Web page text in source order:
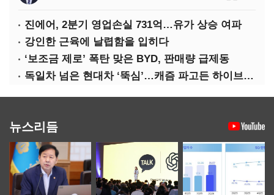
진에어, 2분기 영업손실 731억…유가 상승 여파
강인한 근육에 날렵함을 입히다
‘보조금 제로’ 폭탄 맞은 BYD, 판매량 급제동
독일차 넘은 현대차 ‘뚝심’…캐즘 파고든 하이브리드 역전극
뉴스리듬